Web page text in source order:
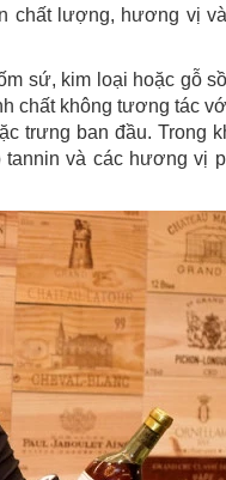
chất lượng, hương vị
sứ, kim loại hoặc gỗ
chất không tương tác
trưng ban đầu. Trong
và các hương vị